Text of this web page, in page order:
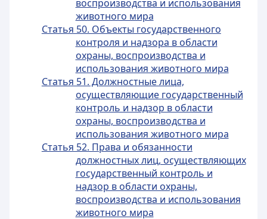
воспроизводства и использования
животного мира
Статья 50. Объекты государственного
контроля и надзора в области
охраны, воспроизводства и
использования животного мира
Статья 51. Должностные лица,
осуществляющие государственный
контроль и надзор в области
охраны, воспроизводства и
использования животного мира
Статья 52. Права и обязанности
должностных лиц, осуществляющих
государственный контроль и
надзор в области охраны,
воспроизводства и использования
животного мира